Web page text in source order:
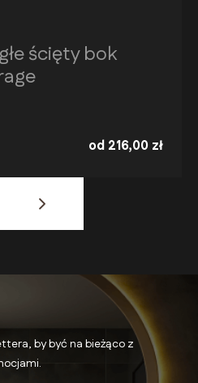
ścięty bok
od 216,00 zł
by być na bieżąco z